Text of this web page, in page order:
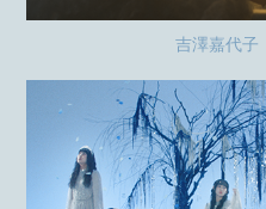
吉澤嘉代子